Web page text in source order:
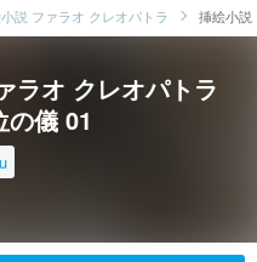
説 ファラオ クレオパトラ 挿絵小
ラオ クレオパトラ
儀 01